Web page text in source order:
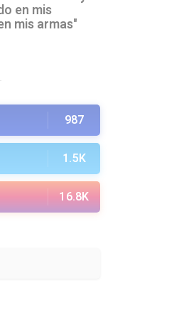
en mis
mis armas"
987
1.5K
16.8K